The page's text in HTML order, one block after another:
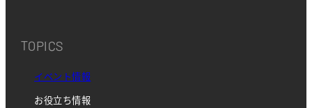
TOPICS
イベント情報
お役立ち情報